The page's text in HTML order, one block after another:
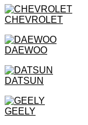
CHEVROLET
DAEWOO
DATSUN
GEELY